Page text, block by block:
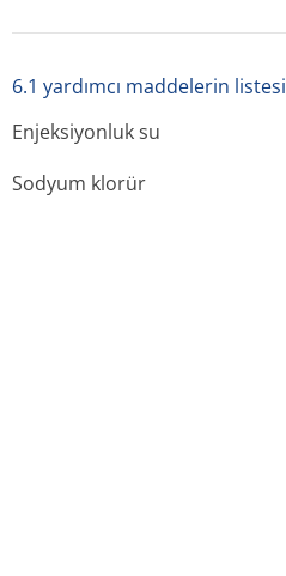
6.1 yardımcı maddelerin listesi
Enjeksiyonluk su
Sodyum klorür